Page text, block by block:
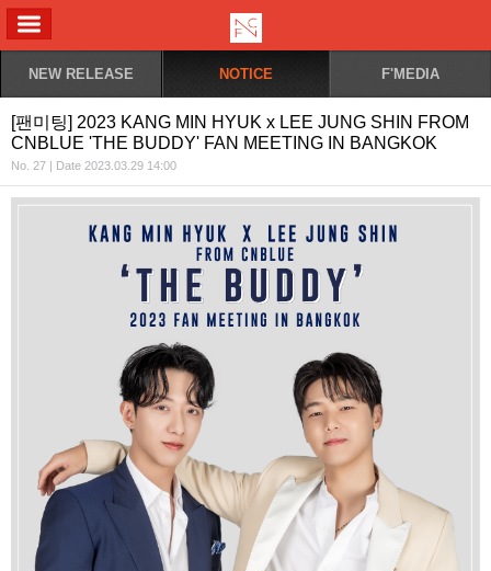
NEW RELEASE NOTICE F'MEDIA
[팬미팅] 2023 KANG MIN HYUK x LEE JUNG SHIN FROM
CNBLUE 'THE BUDDY' FAN MEETING IN BANGKOK
No. 27 | Date 2023.03.29 14:00